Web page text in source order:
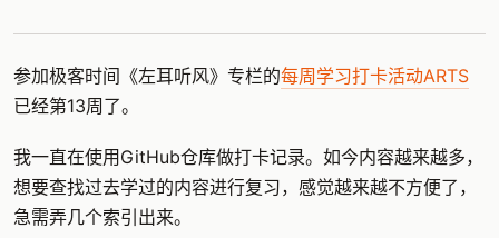
参加极客时间《左耳听风》专栏的每周学习打卡活动ARTS
已经第13周了。
我一直在使用GitHub仓库做打卡记录。如今内容越来越多，
想要查找过去学过的内容进行复习，感觉越来越不方便了，
急需弄几个索引出来。